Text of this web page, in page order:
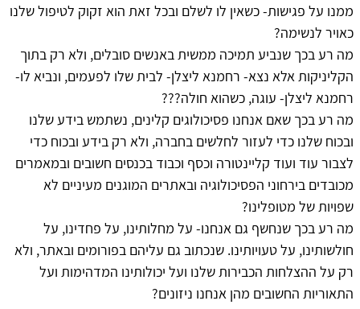
ממנו על פגישות- כשאין לו לשלם ובכל זאת הוא זקוק לטיפול שלנו
כאויר לנשימה?
מה רע בכך שנביע תמיכה ממשית באנשים סובלים, ולא רק בתוך
הקליניקות אלא נצא- רחמנא ליצלן- לבית שלו לפעמים, ונביא לו-
רחמנא ליצלן- עוגה, כשהוא חולה???
מה רע בכך שאם אנחנו פסיכולוגים קלינים, נשתמש בידע שלנו
ובכוח שלנו כדי לעזור לחלשים בחברה, ולא רק בידע ובכוח כדי
לצבור עוד ועוד קליינטורה וכסף וכבוד בכנסים חשובים ובמאמרים
מכובדים בירחוני הפסיכולוגיה ובאתרים המוגנים מעיניים לא
שפויות של מטופלינו?
מה רע בכך שנחשף גם אנחנו- על מחלותינו, על פחדינו, על
חולשותינו, על טעויותינו. שנכתוב גם עליהם בפורומים ובאתר, ולא
רק על ההצלחות הכבירות שלנו ועל יכולותינו המדהימות ועל
התאוריות החשובים מהן אנחנו ניזונים?